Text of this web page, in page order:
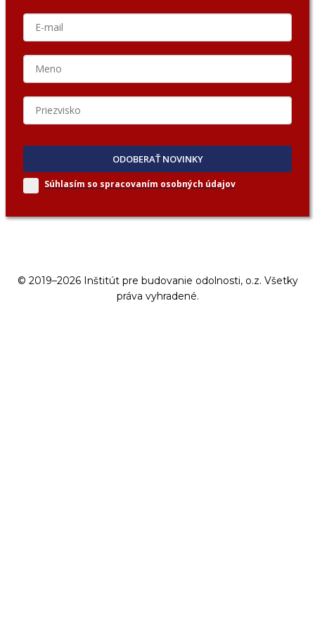
ODOBERAŤ NOVINKY
Súhlasím so spracovaním osobných údajov
© 2019–2026 Inštitút pre budovanie odolnosti, o.z. Všetky
práva vyhradené.